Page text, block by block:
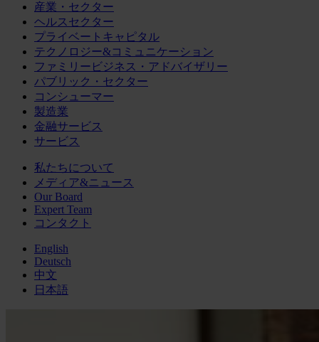
産業・セクター
ヘルスセクター
プライベートキャピタル
テクノロジー&コミュニケーション
ファミリービジネス・アドバイザリー
パブリック・セクター
コンシューマー
製造業
金融サービス
サービス
私たちについて
メディア&ニュース
Our Board
Expert Team
コンタクト
English
Deutsch
中文
日本語